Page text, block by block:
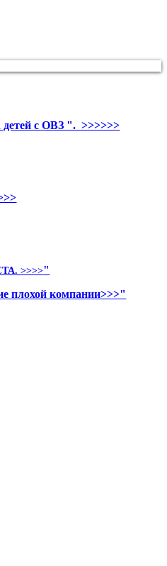
детей с ОВЗ ". >>>>>>
>>>>"
плохой компании>>>"